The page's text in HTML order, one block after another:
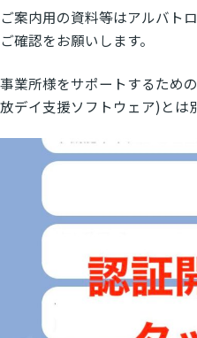
ご案内用の資料等はアルバト
ご確認をお願いします。
事業所様をサポートするため
放デイ支援ソフトウェア)とは